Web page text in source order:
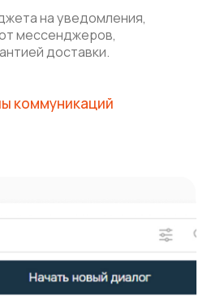
одного интерфейса,
мессенджеров
исключает потерю
работы.